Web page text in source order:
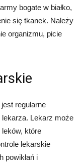
bogate w białko,
się tkanek. Należy
organizmu, picie
regularne
lekarza. Lekarz może
które
lekarskie
powikłań i